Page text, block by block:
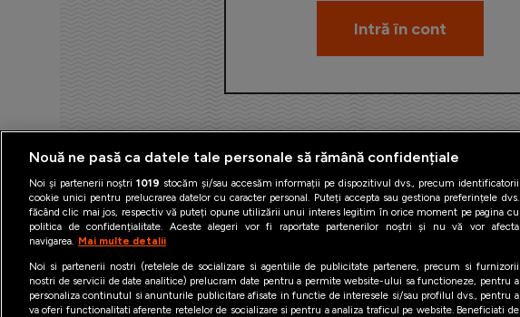
Nouă ne pasă ca datele tale personale să rămână confidențiale
Noi și partenerii noștri1019 stocăm și/sau accesăm informații pe dispozitivul dvs., precum identificatorii
cookie unici pentru prelucrarea datelor cu caracter personal. Puteți accepta sau gestiona preferințele dvs.
făcând clic mai jos, respectiv vă puteți opune utilizării unui interes legitim în orice moment pe pagina cu
politica de confidențialitate. Aceste alegeri vor fi raportate partenerilor noștri și nu vă vor afecta
navigarea. Mai multe detalii
Noi si partenerii nostri (retelele de socializare si agentiile de publicitate partenere, precum si furnizorii
nostri de servicii de date analitice) prelucram date pentru a permite website-ului sa functioneze, pentru a
personaliza continutul si anunturile publicitare afisate in functie de interesele si/sau profilul dvs., pentru a
va oferi functionalitati aferente retelelor de socializare si pentru a analiza traficul pe website. Beneficiati de